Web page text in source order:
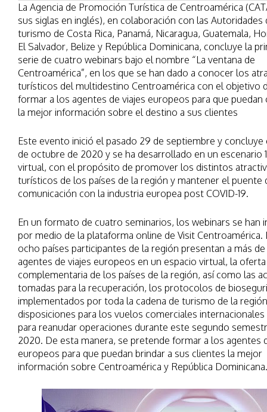
La Agencia de Promoción Turística de Centroamérica
sus siglas en inglés), en colaboración con las Autoridades
turismo de Costa Rica, Panamá, Nicaragua, Guatemala,
El Salvador, Belize y República Dominicana, concluye la
serie de cuatro webinars bajo el nombre “La ventana de
Centroamérica”, en los que se han dado a conocer los
turísticos del multidestino Centroamérica con el objetivo
formar a los agentes de viajes europeos para que puedan
la mejor información sobre el destino a sus clientes
Este evento inició el pasado 29 de septiembre y concluye
de octubre de 2020 y se ha desarrollado en un escenario
virtual, con el propósito de promover los distintos
turísticos de los países de la región y mantener el puente
comunicación con la industria europea post COVID-19.
En un formato de cuatro seminarios, los webinars se han
por medio de la plataforma online de Visit Centroamérica.
ocho países participantes de la región presentan a más
agentes de viajes europeos en un espacio virtual, la
complementaria de los países de la región, así como las
tomadas para la recuperación, los protocolos de
implementados por toda la cadena de turismo de la
disposiciones para los vuelos comerciales
para reanudar operaciones durante este segundo
2020. De esta manera, se pretende formar a los agentes
europeos para que puedan brindar a sus clientes la mejor
información sobre Centroamérica y República Dominicana.